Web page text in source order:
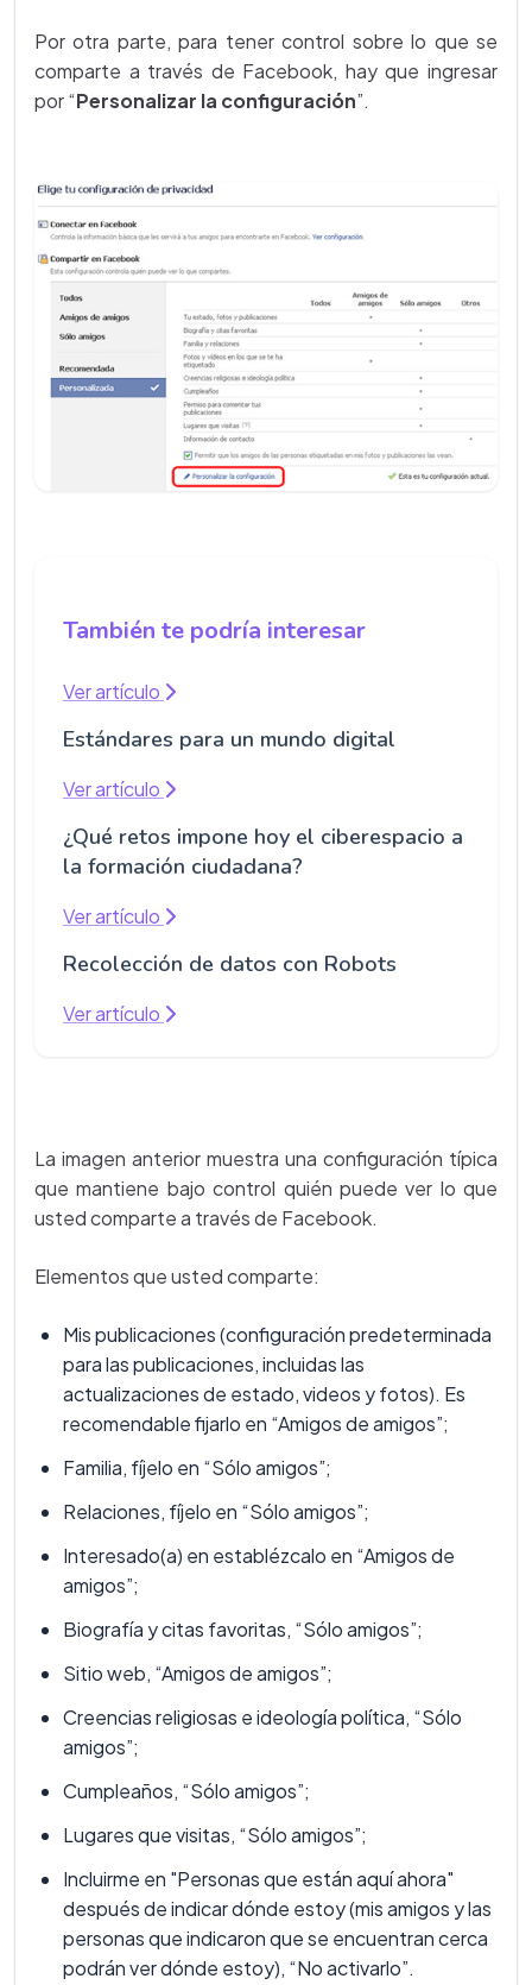
Por otra parte, para tener control sobre lo que se
comparte a través de Facebook, hay que ingresar
por “Personalizar la configuración”.
También te podría interesar
Ver artículo
Estándares para un mundo digital
Ver artículo
¿Qué retos impone hoy el ciberespacio a
la formación ciudadana?
Ver artículo
Recolección de datos con Robots
Ver artículo
La imagen anterior muestra una configuración típica
que mantiene bajo control quién puede ver lo que
usted comparte a través de Facebook.
Elementos que usted comparte:
Mis publicaciones (configuración predeterminada
para las publicaciones, incluidas las
actualizaciones de estado, videos y fotos). Es
recomendable fijarlo en “Amigos de amigos”;
Familia, fíjelo en “Sólo amigos”;
Relaciones, fíjelo en “Sólo amigos”;
Interesado(a) en establézcalo en “Amigos de
amigos”;
Biografía y citas favoritas, “Sólo amigos”;
Sitio web, “Amigos de amigos”;
Creencias religiosas e ideología política, “Sólo
amigos”;
Cumpleaños, “Sólo amigos”;
Lugares que visitas, “Sólo amigos”;
Incluirme en "Personas que están aquí ahora"
después de indicar dónde estoy (mis amigos y las
personas que indicaron que se encuentran cerca
podrán ver dónde estoy), “No activarlo”.